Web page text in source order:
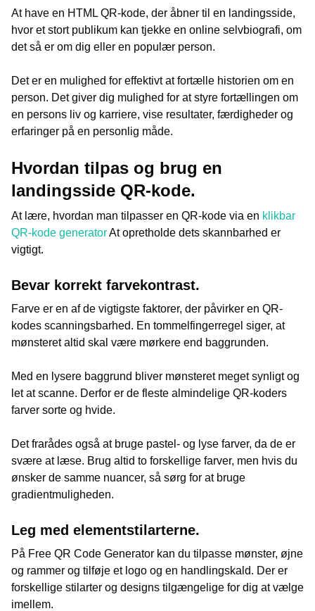
At have en HTML QR-kode, der åbner til en landingsside,
hvor et stort publikum kan tjekke en online selvbiografi, om
det så er om dig eller en populær person.
Det er en mulighed for effektivt at fortælle historien om en
person. Det giver dig mulighed for at styre fortællingen om
en persons liv og karriere, vise resultater, færdigheder og
erfaringer på en personlig måde.
Hvordan tilpas og brug en
landingsside QR-kode.
At lære, hvordan man tilpasser en QR-kode via en klikbar
QR-kode generatorAt opretholde dets skannbarhed er
vigtigt.
Bevar korrekt farvekontrast.
Farve er en af de vigtigste faktorer, der påvirker en QR-
kodes scanningsbarhed. En tommelfingerregel siger, at
mønsteret altid skal være mørkere end baggrunden.
Med en lysere baggrund bliver mønsteret meget synligt og
let at scanne. Derfor er de fleste almindelige QR-koders
farver sorte og hvide.
Det frarådes også at bruge pastel- og lyse farver, da de er
svære at læse. Brug altid to forskellige farver, men hvis du
ønsker de samme nuancer, så sørg for at bruge
gradientmuligheden.
Leg med elementstilarterne.
På Free QR Code Generator kan du tilpasse mønster, øjne
og rammer og tilføje et logo og en handlingskald. Der er
forskellige stilarter og designs tilgængelige for dig at vælge
imellem.